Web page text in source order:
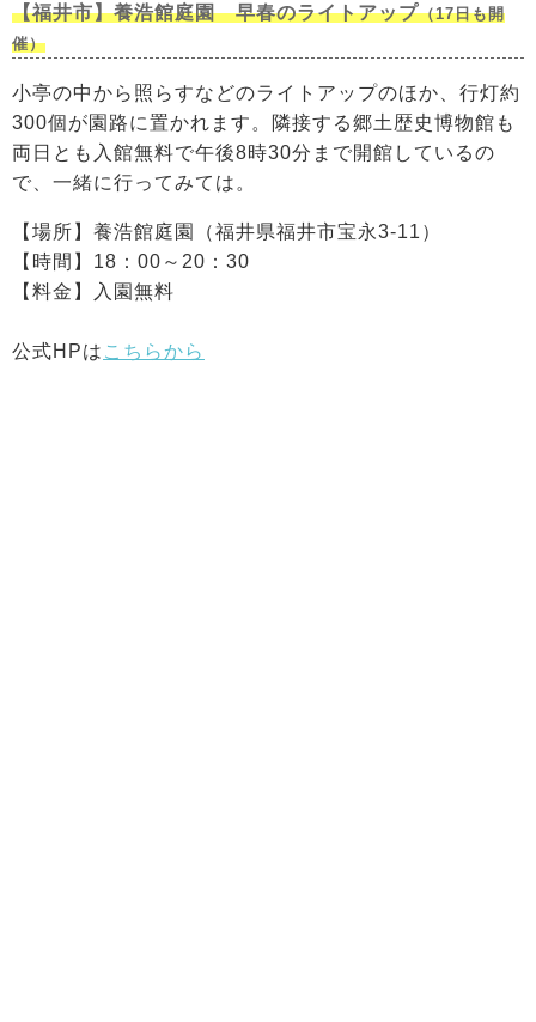
【福井市】養浩館庭園 早春のライトアップ（17日も開
催）
小亭の中から照らすなどのライトアップのほか、行灯約
300個が園路に置かれます。隣接する郷土歴史博物館も
両日とも入館無料で午後8時30分まで開館しているの
で、一緒に行ってみては。
【場所】養浩館庭園（福井県福井市宝永3-11）
【時間】18：00～20：30
【料金】入園無料
公式HPは こちらから